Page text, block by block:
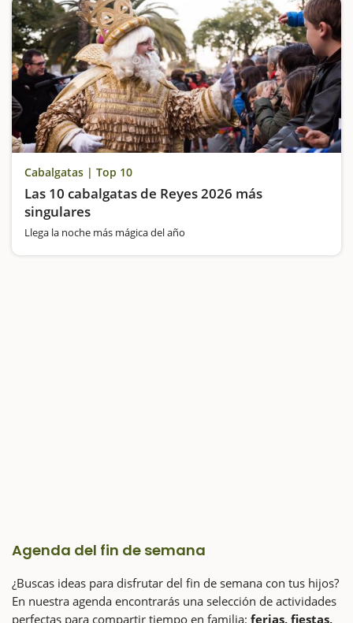
Cabalgatas | Top 10
Las 10 cabalgatas de Reyes 2026 más
singulares
Llega la noche más mágica del año
Agenda del fin de semana
¿Buscas ideas para disfrutar del fin de semana con tus hijos?
En nuestra agenda encontrarás una selección de actividades
perfectas para compartir tiempo en familia: ferias, fiestas,